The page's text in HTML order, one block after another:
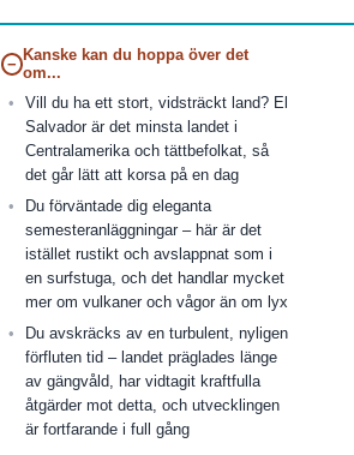
− Kanske kan du hoppa över det
om...
Vill du ha ett stort, vidsträckt land? El
Salvador är det minsta landet i
Centralamerika och tättbefolkat, så
det går lätt att korsa på en dag
Du förväntade dig eleganta
semesteranläggningar – här är det
istället rustikt och avslappnat som i
en surfstuga, och det handlar mycket
mer om vulkaner och vågor än om lyx
Du avskräcks av en turbulent, nyligen
förfluten tid – landet präglades länge
av gängvåld, har vidtagit kraftfulla
åtgärder mot detta, och utvecklingen
är fortfarande i full gång